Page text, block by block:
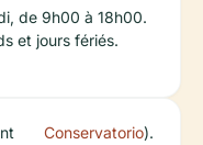
de 9h00 à 18h00.
et jours fériés.
Conservatorio).